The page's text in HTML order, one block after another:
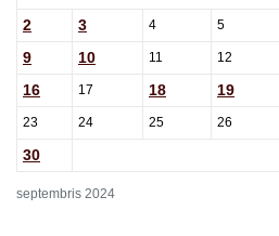
septembris 2024
2 3 4 5
9 10 11 12
16 17 18 19
23 24 25 26
30